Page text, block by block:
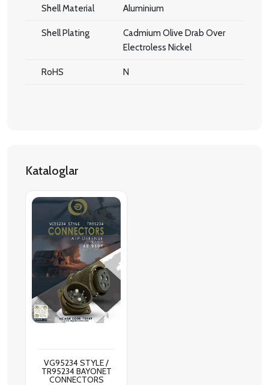
Shell Material Aluminium
Shell Plating
Cadmium Olive Drab Over
Electroless Nickel
RoHS N
Kataloglar
VG95234 STYLE /
TR95234 BAYONET
CONNECTORS